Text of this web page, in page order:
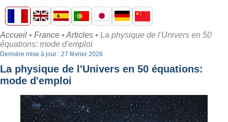
Accueil • France • Articles • La physique de l'Univers en 50
équations: mode d'emploi
Dernière mise à jour : 27 février 2026
La physique de l'Univers en 50 équations:
mode d'emploi